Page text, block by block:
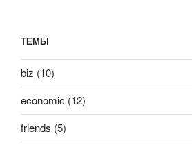
ТЕМЫ
biz (10)
economic (12)
friends (5)